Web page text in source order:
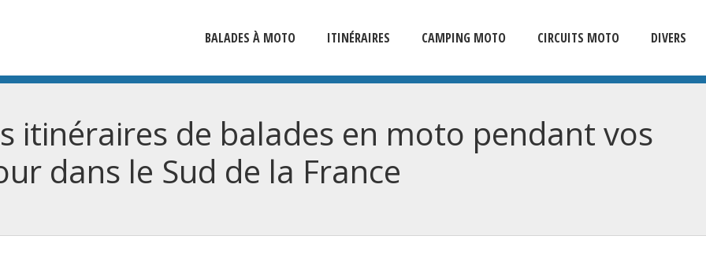
BALADES À MOTO ITINÉRAIRES CAMPING MOTO CIRCUITS MOTO DIVERS
itinéraires de balades en moto pendant vos
dans le Sud de la France